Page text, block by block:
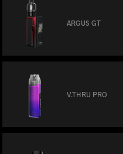
ARGUS GT
V.THRU PRO